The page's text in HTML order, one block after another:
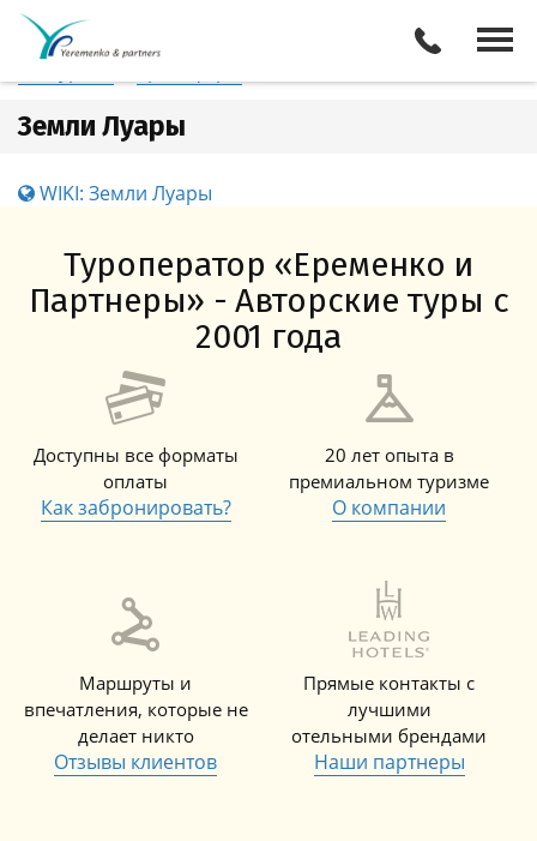
Франция
Все туры
Земли Луары
WIKI: Земли Луары
Туроператор «Еременко и
Партнеры» - Авторские туры с
2001 года
Доступны все форматы
оплаты
Как забронировать?
20 лет опыта в
премиальном туризме
О компании
Маршруты и
впечатления, которые не
делает никто
Отзывы клиентов
Прямые контакты с
лучшими
отельными брендами
Наши партнеры